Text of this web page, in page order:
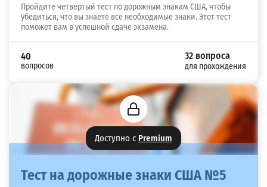
Пройдите четвертый тест по дорожным знакам США, чтобы
убедиться, что вы знаете все необходимые знаки. Этот тест
поможет вам в успешной сдаче экзамена.
40
вопросов
32 вопроса
для прохождения
Доступно с Premium
Тест на дорожные знаки США №5